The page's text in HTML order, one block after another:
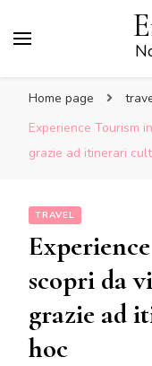
Home page
Experience Tourism
grazie ad itinerari
TRAVEL
scopri da
grazie ad
hoc